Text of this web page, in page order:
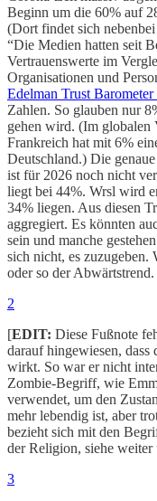
Beginn um die 60% auf
(Dort findet sich
“Die Medien hatten seit
Vertrauenswerte im
Organisationen und
Edelman Trust Barometer
Zahlen. So glauben nur
gehen wird. (Im globalen
Frankreich hat mit 6%
Deutschland.) Die
ist für 2026 noch nicht
liegt bei 44%. Wrsl wird
34% liegen. Aus diesen
aggregiert. Es könnten
sein und manche
sich nicht, es zuzugeben.
oder so der Abwärtstrend.
2
[EDIT: Diese Fußnote
darauf hingewiesen,
wirkt. So war er nicht
Zombie-Begriff, wie
verwendet, um den
mehr lebendig ist, aber
bezieht sich mit den
der Religion, siehe
3